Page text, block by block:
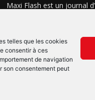
telles que les cookies
consentir à ces
de navigation
son consentement peut
Maxi Flash est un journal
2022, et à Colmar,